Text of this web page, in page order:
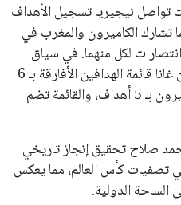
تواصل نيجيريا تسجيل الأهداف
23 هدفا، كما تشارك الكاميرون والمغرب في
صدارة عدد الانتصارات برصيد 6 انتصارات لكل منهما. في سياق
الهدافين، يتصدر أسامواه جيان من غانا قائمة الهدافين الأفارقة بـ 6
أهداف، يليه روجيه ميلا من الكاميرون بـ 5 أهداف، والقائمة تضم
صلاح تحقيق إنجاز تاريخي
تصفيات كأس العالم، مما يعكس
الساحة الدولية.